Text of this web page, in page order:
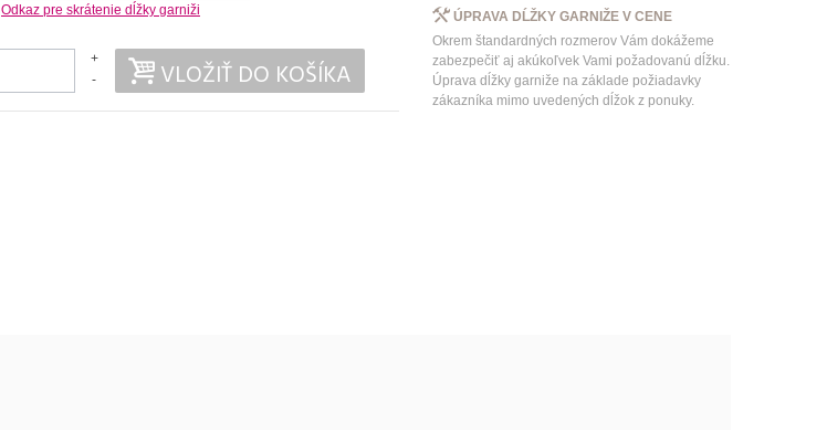
Odkaz pre skrátenie dĺžky garniži
-
+ VLOŽIŤ DO KOŠÍKA
ÚPRAVA DĹŽKY GARNIŽE V CENE
Okrem štandardných rozmerov Vám dokážeme
zabezpečiť aj akúkoľvek Vami požadovanú dĺžku.
Úprava dĺžky garniže na základe požiadavky
zákazníka mimo uvedených dĺžok z ponuky.